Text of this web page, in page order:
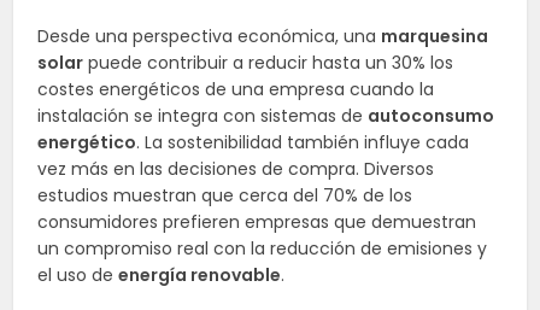
Desde una perspectiva económica, una marquesina
solar puede contribuir a reducir hasta un 30% los
costes energéticos de una empresa cuando la
instalación se integra con sistemas de autoconsumo
energético. La sostenibilidad también influye cada
vez más en las decisiones de compra. Diversos
estudios muestran que cerca del 70% de los
consumidores prefieren empresas que demuestran
un compromiso real con la reducción de emisiones y
el uso deenergía renovable.